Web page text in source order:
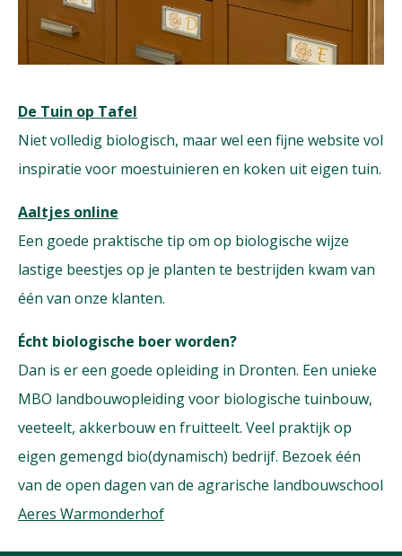
De Tuin op Tafel
Niet volledig biologisch, maar wel een fijne website vol
inspiratie voor moestuinieren en koken uit eigen tuin.
Aaltjes online
Een goede praktische tip om op biologische wijze
lastige beestjes op je planten te bestrijden kwam van
één van onze klanten.
Écht biologische boer worden?
Dan is er een goede opleiding in Dronten. Een unieke
MBO landbouwopleiding voor biologische tuinbouw,
veeteelt, akkerbouw en fruitteelt. Veel praktijk op
eigen gemengd bio(dynamisch) bedrijf. Bezoek één
van de open dagen van de agrarische landbouwschool
Aeres Warmonderhof